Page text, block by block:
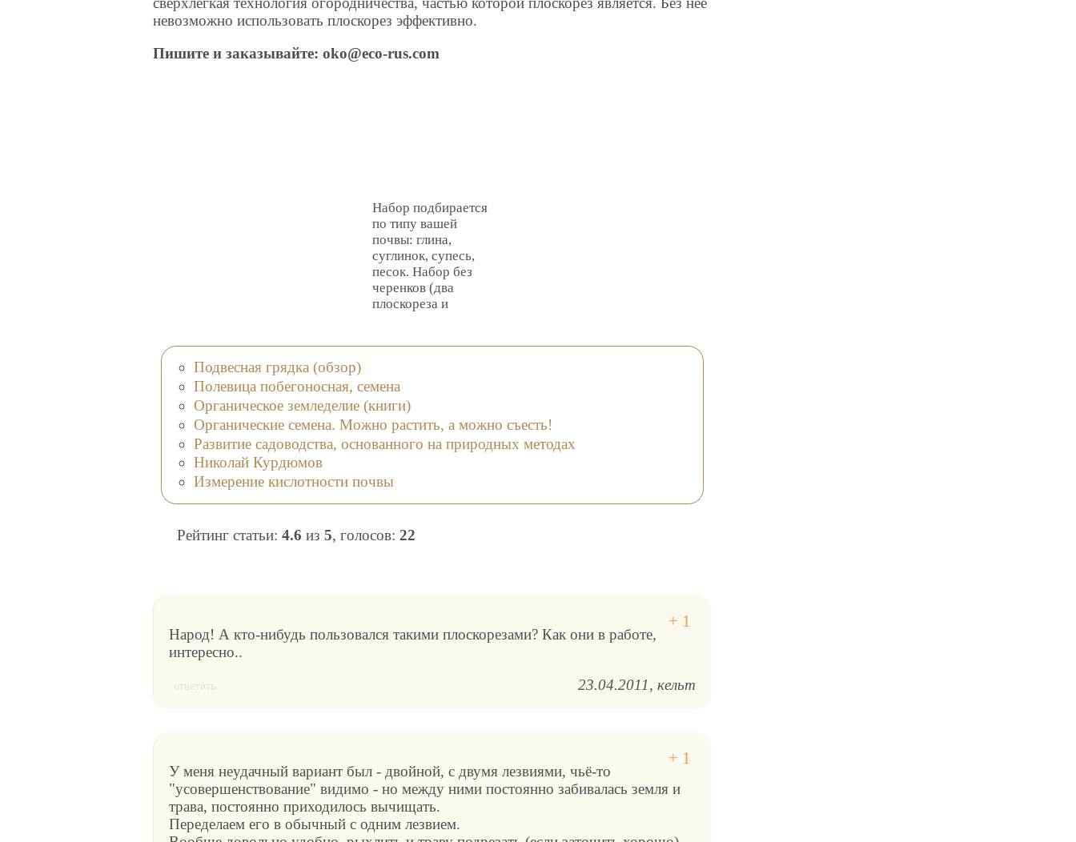
невозможно использовать плоскорез эффективно.
Пишите и заказывайте: oko@eco-rus.com
Набор подбирается
по типу вашей
почвы: глина,
суглинок, супесь,
песок. Набор без
черенков (два
плоскореза и
Подвесная грядка (обзор)
Полевица побегоносная, семена
Органическое земледелие (книги)
Органические семена. Можно растить, а можно съесть!
Развитие садоводства, основанного на природных методах
Николай Курдюмов
Измерение кислотности почвы
Рейтинг статьи: 4.6 из 5, голосов: 22
Народ! А кто-нибудь пользовался такими плоскорезами? Как они в работе,
интересно..
ответить 23.04.2011 кельт
У меня неудачный вариант был - двойной, с двумя лезвиями, чьё-то
"усовершенствование" видимо - но между ними постоянно забивалась земля и
трава, постоянно приходилось вычищать.
Переделаем его в обычный с одним лезвием.